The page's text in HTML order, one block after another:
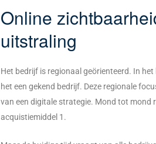
Online
uitstraling
Het bedrijf is regionaal geörienteerd. In
het een gekend bedrijf. Deze regionale
van een digitale strategie. Mond tot mond
acquistiemiddel 1.